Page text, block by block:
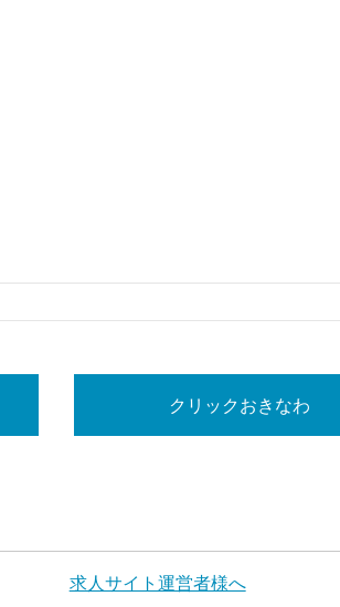
クリックおきなわ
求人サイト運営者様へ